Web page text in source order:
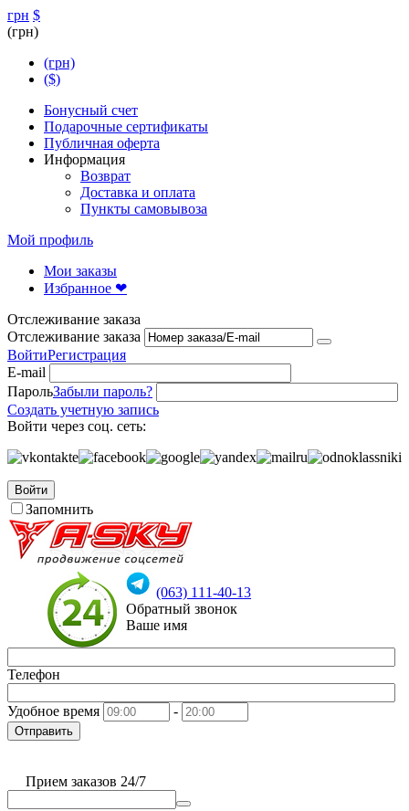
грн $
(грн)
(грн)
($)
Бонусный счет
Подарочные сертификаты
Публичная оферта
Информация
Возврат
Доставка и оплата
Пункты самовывоза
Мой профиль
Мои заказы
Избранное ❤
Отслеживание заказа
Отслеживание заказа
ВойтиРегистрация
E-mail
ПарольЗабыли пароль?
Создать учетную запись
Войти через соц. сеть:
Войти
Запомнить
(063) 111-40-13
Обратный звонок
Ваше имя
Телефон
Удобное время -
Отправить
Прием заказов 24/7